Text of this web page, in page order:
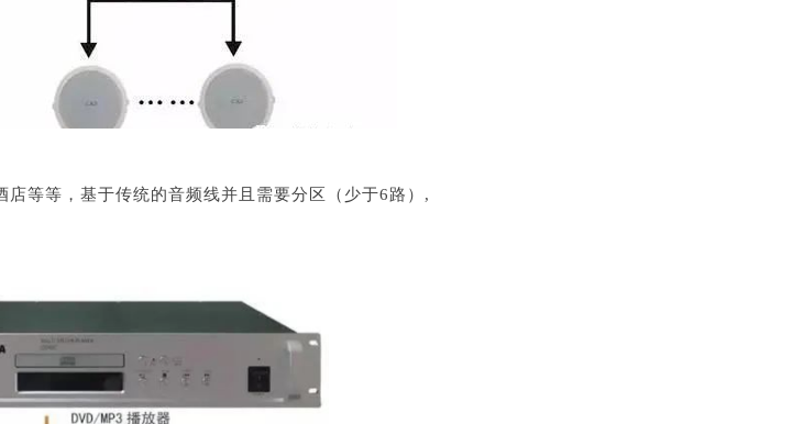
等等，基于传统的音频线并且需要分区（少于6路）,